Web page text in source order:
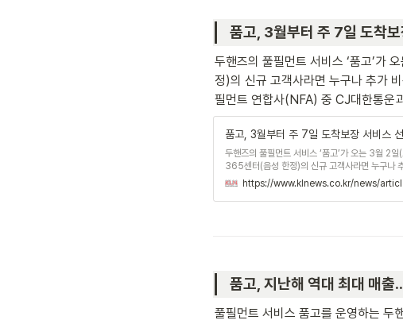
품고, 3월부터 주 7일 도착
두핸즈의 풀필먼트 서비스 ‘품고’가
정)의 신규 고객사라면 누구나 추가
필먼트 연합사(NFA) 중 CJ대한통운과
품고, 3월부터 주 7일 도착보장 서비스
두핸즈의 풀필먼트 서비스 ‘품고’가 오는 3월 2
365센터(음성 한정)의 신규 고객사라면 누구나
비스’를 제공하는 업체는 네이버 풀필먼트 연합
착보장 서비스는 평일 24시, 일요일 23시까지
배송 제휴사인 한진택배가 익일 배송을 보장해왔
https://www.klnews.co.kr/news/
품고, 지난해 역대 최대 매
풀필먼트 서비스 품고를 운영하는 두